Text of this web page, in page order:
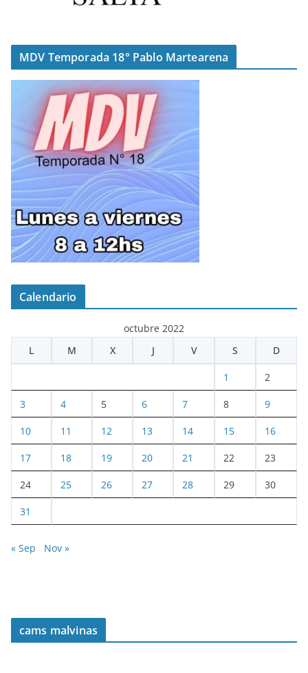
MDV Temporada 18° Pablo Martearena
Calendario
octubre 2022
L
M X J V S D
1 2
3 4 5 6 7 8 9
10 11 12 13 14 15 16
17 18 19 20 21 22 23
24 25 26 27 28 29 30
31
« Sep Nov »
cams malvinas